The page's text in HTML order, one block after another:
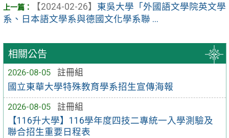
相關公告
2026-08-05
註冊組
國立東華大學特殊教育學系招生宣傳海報
2026-08-05
註冊組
【116升大學】116學年度四技二專統一入學測驗及
聯合招生重要日程表
【2024-02-26】 東吳大學「外國語文學院英文學
系、日本語文學系與德國文化學系聯 ...